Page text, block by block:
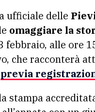
ufficiale delle
omaggiare la
febbraio, alle ore
che racconterà
previa
stampa